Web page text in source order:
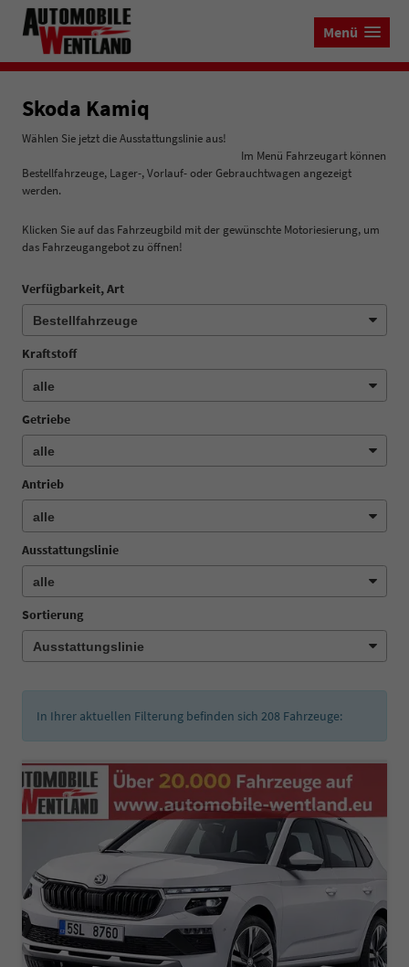
Menü
Skoda Kamiq
Wählen Sie jetzt die Ausstattungslinie aus!
Im Menü Fahrzeugart können
Bestellfahrzeuge, Lager-, Vorlauf- oder Gebrauchtwagen angezeigt
werden.
Klicken Sie auf das Fahrzeugbild mit der gewünschte Motoriesierung, um
das Fahrzeugangebot zu öffnen!
Verfügbarkeit, Art
Kraftstoff
Getriebe
Antrieb
Ausstattungslinie
Sortierung
In Ihrer aktuellen Filterung befinden sich 208 Fahrzeuge: